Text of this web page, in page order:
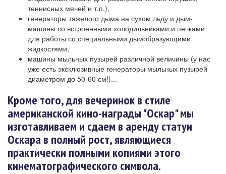
теннисных мячей и т.п.),
генераторы тяжелого дыма на сухом льду и дым-
машины со встроенными холодильниками и печками
для работы со специальными дымобразующими
жидкостями,
машины мыльных пузырей различной величины (у нас
уже есть эксклюзивные генераторы мыльных пузырей
диаметром до 50-60 см!)...
Кроме того, для вечеринок в стиле
американской кино-награды "Оскар" мы
изготавливаем и сдаем в аренду статуи
Оскара в полный рост, являющиеся
практически полными копиями этого
кинематографического символа.